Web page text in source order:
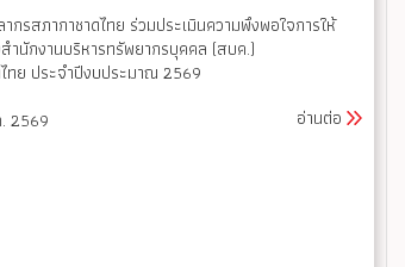
กรสภากาชาดไทย ร่วมประเมินความพึงพอใจการให้
ำนักงานบริหารทรัพยากรบุคคล (สบค.)
ทย ประจำปีงบประมาณ 2569
2569
อ่านต่อ